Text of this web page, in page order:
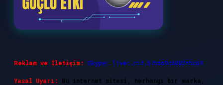
Reklam ve İletişim: Skype: live:.cid.575569c608265c69
Yasal Uyarı:
Bu internet sitesi, herhangi bir marka,